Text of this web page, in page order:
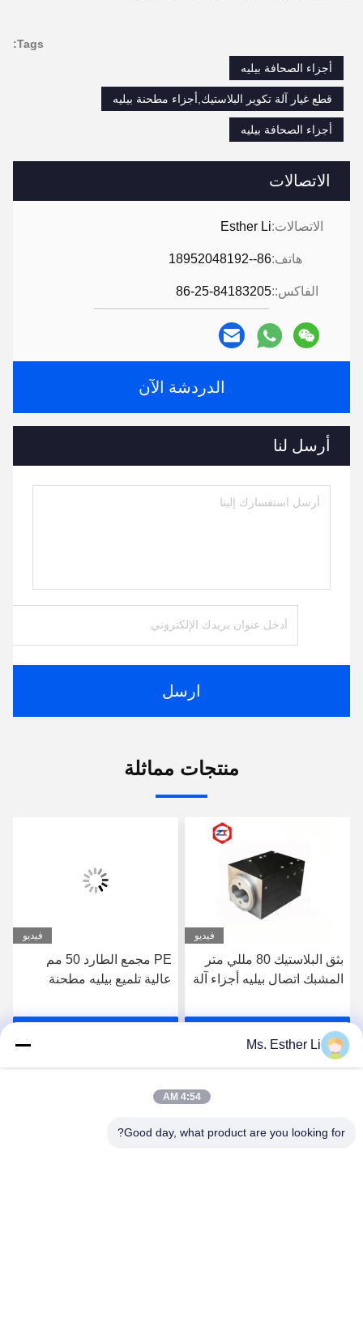
الاتصالات
الاتصالات:Esther Li
هاتف:86--18952048192
الفاكس::86-25-84183205
الدردشة الآن
أرسل لنا
ارسل
Tags:
أجزاء الصحافة بيليه
قطع غيار آلة تكوير البلاستيك,أجزاء مطحنة بيليه
أجزاء الصحافة بيليه
منتجات مماثلة
فيديو
بثق البلاستيك 80 مللي متر
المشبك اتصال بيليه أجزاء آلة
آلة المواد 38CrMoAla
احصل على افضل سعر
فيديو
PE مجمع الطارد 50 مم
عالية تلميع بيليه مطحنة
برميل 38CrMoAl صلابة
Ms. Esther Li
4:54 AM
Good day, what product are you looking for?